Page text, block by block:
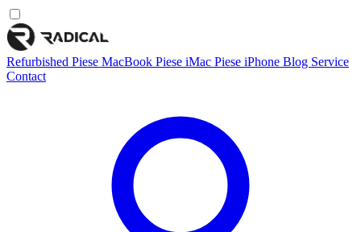
Refurbished Piese MacBook Piese iMac Piese iPhone Blog Service
Contact